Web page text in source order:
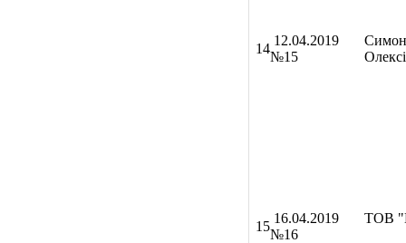
14
12.04.2019
№15
15
16.04.2019
№16
ТОВ